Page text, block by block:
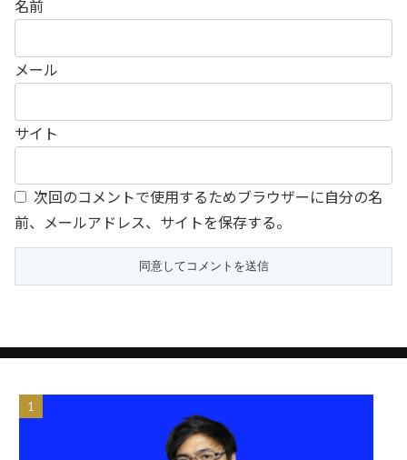
名前
メール
サイト
次回のコメントで使用するためブラウザーに自分の名
前、メールアドレス、サイトを保存する。